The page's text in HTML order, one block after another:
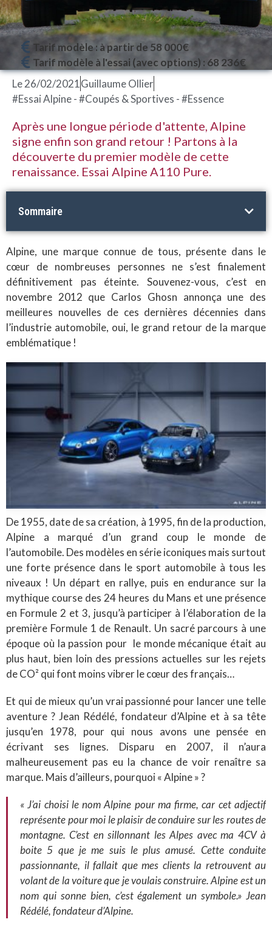
Tarif modèle : à partir de 58 000€
Tarif modèle à l'essai (avec options) : 68 236€
Le26/02/2021Guillaume Ollier
#Essai Alpine - #Coupés & Sportives - #Essence
Après une longue période d'attente, Alpine
signe enfin son grand retour ! Partons à la
découverte du premier modèle de cette
renaissance. Essai Alpine A110 Pure.
Sommaire
Alpine, une marque connue de tous, présente dans le
cœur de nombreuses personnes ne s’est finalement
définitivement pas éteinte. Souvenez-vous, c’est en
novembre 2012 que Carlos Ghosn annonça une des
meilleures nouvelles de ces dernières décennies dans
l’industrie automobile, oui, le grand retour de la marque
emblématique !
De 1955, date de sa création, à 1995, fin de la production,
Alpine a marqué d’un grand coup le monde de
l’automobile. Des modèles en série iconiques mais surtout
une forte présence dans le sport automobile à tous les
niveaux ! Un départ en rallye, puis en endurance sur la
mythique course des 24 heures du Mans et une présence
en Formule 2 et 3, jusqu’à participer à l’élaboration de la
première Formule 1 de Renault. Un sacré parcours à une
époque où la passion pour le monde mécanique était au
plus haut, bien loin des pressions actuelles sur les rejets
de CO² qui font moins vibrer le cœur des français…
Et qui de mieux qu’un vrai passionné pour lancer une telle
aventure ? Jean Rédélé, fondateur d’Alpine et à sa tête
jusqu’en 1978, pour qui nous avons une pensée en
écrivant ses lignes. Disparu en 2007, il n’aura
malheureusement pas eu la chance de voir renaître sa
marque. Mais d’ailleurs, pourquoi « Alpine » ?
« J’ai choisi le nom Alpine pour ma firme, car cet adjectif
représente pour moi le plaisir de conduire sur les routes de
montagne. C’est en sillonnant les Alpes avec ma 4CV à
boite 5 que je me suis le plus amusé. Cette conduite
passionnante, il fallait que mes clients la retrouvent au
volant de la voiture que je voulais construire. Alpine est un
nom qui sonne bien, c’est également un symbole.» Jean
Rédélé, fondateur d’Alpine.